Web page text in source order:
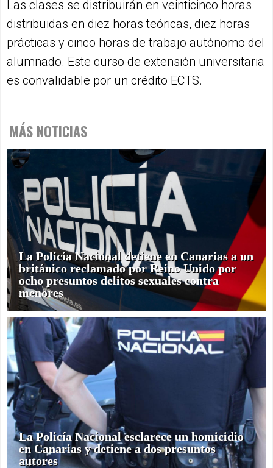
Las clases se distribuirán en veinticinco horas
distribuidas en diez horas teóricas, diez horas
prácticas y cinco horas de trabajo autónomo del
alumnado. Este curso de extensión universitaria
es convalidable por un crédito ECTS.
MÁS NOTICIAS
La Policía Nacional detiene en Canarias a un
británico reclamado por Reino Unido por
ocho presuntos delitos sexuales contra
menores
La Policía Nacional esclarece un homicidio
en Canarias y detiene a dos presuntos
autores